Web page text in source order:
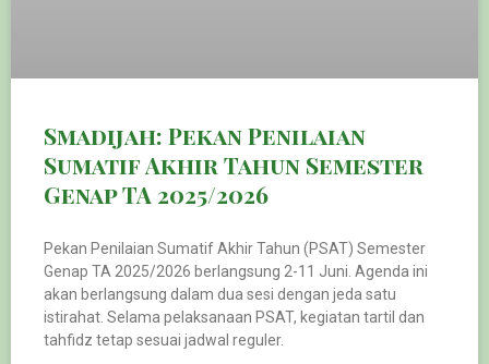
Smadijah: Pekan Penilaian
Sumatif Akhir Tahun Semester
Genap TA 2025/2026
Pekan Penilaian Sumatif Akhir Tahun (PSAT) Semester
Genap TA 2025/2026 berlangsung 2-11 Juni. Agenda ini
akan berlangsung dalam dua sesi dengan jeda satu
istirahat. Selama pelaksanaan PSAT, kegiatan tartil dan
tahfidz tetap sesuai jadwal reguler.